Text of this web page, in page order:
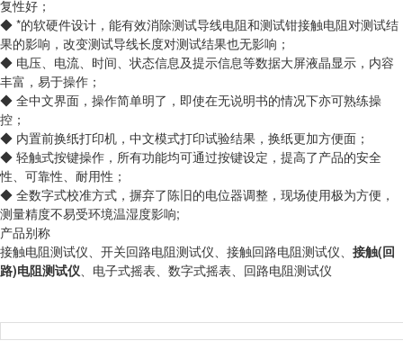
复性好；
◆ *的软硬件设计，能有效消除测试导线电阻和测试钳接触电阻对测试结
果的影响，改变测试导线长度对测试结果也无影响；
◆ 电压、电流、时间、状态信息及提示信息等数据大屏液晶显示，内容
丰富，易于操作；
◆ 全中文界面，操作简单明了，即使在无说明书的情况下亦可熟练操
控；
◆ 内置前换纸打印机，中文模式打印试验结果，换纸更加方便面；
◆ 轻触式按键操作，所有功能均可通过按键设定，提高了产品的安全
性、可靠性、耐用性；
◆ 全数字式校准方式，摒弃了陈旧的电位器调整，现场使用极为方便，
测量精度不易受环境温湿度影响;
产品别称
接触电阻测试仪、开关回路电阻测试仪、接触回路电阻测试仪、 接触(回
路)电阻测试仪、电子式摇表、数字式摇表、回路电阻测试仪